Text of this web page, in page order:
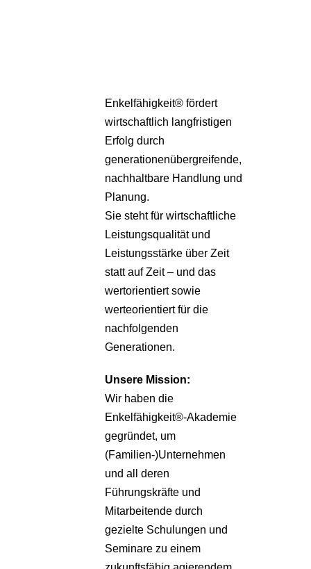
Enkelfähigkeit® fördert
wirtschaftlich langfristigen
Erfolg durch
generationenübergreifende,
nachhaltbare Handlung und
Planung.
Sie steht für wirtschaftliche
Leistungsqualität und
Leistungsstärke über Zeit
statt auf Zeit – und das
wertorientiert sowie
werteorientiert für die
nachfolgenden
Generationen.
Unsere Mission:
Wir haben die
Enkelfähigkeit®-Akademie
gegründet, um
(Familien-)Unternehmen
und all deren
Führungskräfte und
Mitarbeitende durch
gezielte Schulungen und
Seminare zu einem